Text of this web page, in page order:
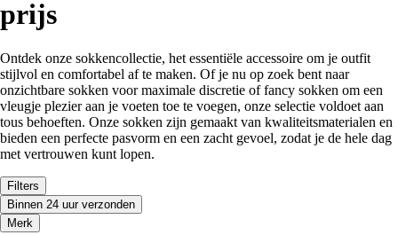
prijs
Ontdek onze sokkencollectie, het essentiële accessoire om je outfit
stijlvol en comfortabel af te maken. Of je nu op zoek bent naar
onzichtbare sokken voor maximale discretie of fancy sokken om een
vleugje plezier aan je voeten toe te voegen, onze selectie voldoet aan
tous behoeften. Onze sokken zijn gemaakt van kwaliteitsmaterialen en
bieden een perfecte pasvorm en een zacht gevoel, zodat je de hele dag
met vertrouwen kunt lopen.
Filters
Binnen 24 uur verzonden
Merk